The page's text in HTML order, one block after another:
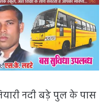
नदी बड़े पुल के पास